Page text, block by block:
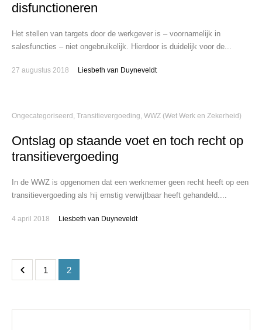
disfunctioneren
Het stellen van targets door de werkgever is – voornamelijk in
salesfuncties – niet ongebruikelijk. Hierdoor is duidelijk voor de...
27 augustus 2018 Liesbeth van Duyneveldt
Ongecategoriseerd , Transitievergoeding, WWZ (Wet Werk en Zekerheid)
Ontslag op staande voet en toch recht op
transitievergoeding
In de WWZ is opgenomen dat een werknemer geen recht heeft op een
transitievergoeding als hij ernstig verwijtbaar heeft gehandeld....
4 april 2018 Liesbeth van Duyneveldt
1 2